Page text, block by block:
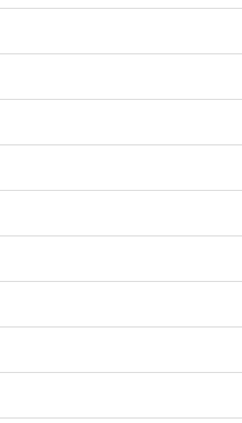
인하] 2020년 가격인하 안내
트안내] 전제품 40%할인 진행중입니다.